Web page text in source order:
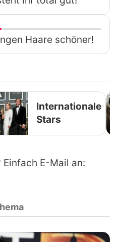
Haare schöner!
Internationale
Stars
E-Mail an: